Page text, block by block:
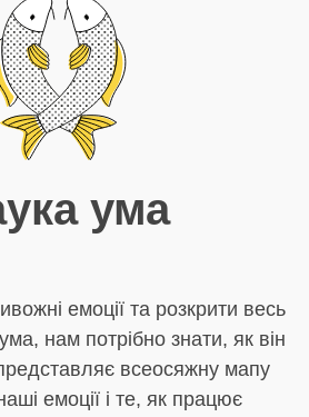
ума
емоції та розкрити весь
нам потрібно знати, як він
всеосяжну мапу
емоції і те, як працює